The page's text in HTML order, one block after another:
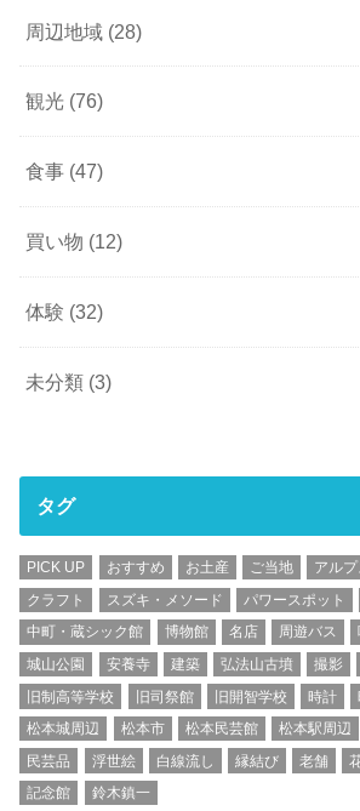
周辺地域 (28)
観光 (76)
食事 (47)
買い物 (12)
体験 (32)
未分類 (3)
タグ
PICK UP おすすめ お土産 ご当地 アル
クラフト
スズキ・メソード パワースポット
中町・蔵シック館
博物館 名店 周遊バス
城山公園
安養寺 建築 弘法山古墳 撮影
旧制高等学校
旧司祭館 旧開智学校 時計
松本城周辺
松本市 松本民芸館 松本駅周辺
民芸品
浮世絵 白線流し 縁結び 老舗
記念館
鈴木鎮一